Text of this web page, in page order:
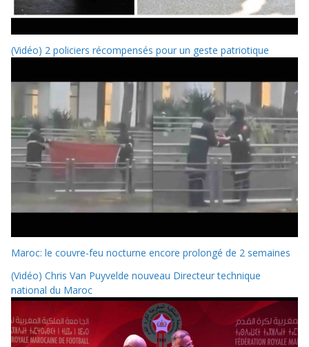
(Vidéo) 2 policiers récompensés pour un geste patriotique
Maroc: le couvre-feu nocturne encore prolongé de 2 semaines
(Vidéo) Chris Van Puyvelde nouveau Directeur technique
national du Maroc